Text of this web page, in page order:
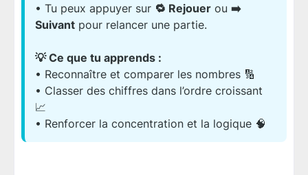
• Tu peux appuyer sur 🔁 Rejouer ou ➡️
Suivant pour relancer une partie.
💡 Ce que tu apprends :
• Reconnaître et comparer les nombres 🔢
• Classer des chiffres dans l’ordre croissant
📈
• Renforcer la concentration et la logique 🧠